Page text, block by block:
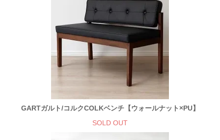
GARTガルト/コルクCOLKベンチ【ウォールナット×PU】
SOLD OUT